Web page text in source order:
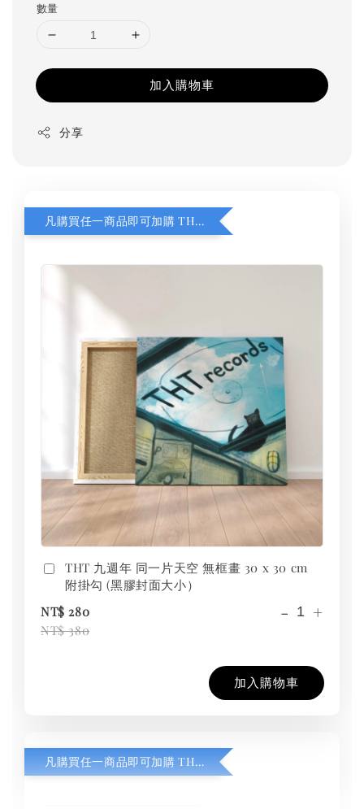
數量
加入購物車
分享
凡購買任一商品即可加購 THT 九週年 同一片天空 無框畫 30 x 30 cm 附掛勾 (黑膠封面大小）
THT 九週年 同一片天空 無框畫 30 x 30 cm
附掛勾 (黑膠封面大小）
NT$ 280
NT$ 380
- +
加入購物車
凡購買任一商品即可加購 THT 九週年紀念 T-shirt